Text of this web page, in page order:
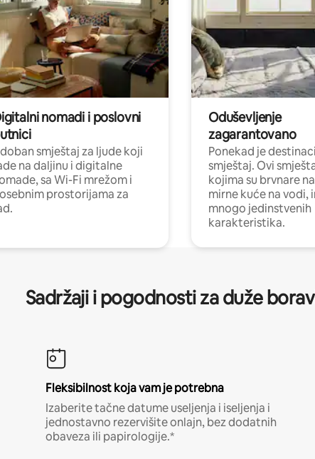
nomadi i poslovni
smještaj za ljude koji
na daljinu i digitalne
sa Wi-Fi mrežom i
prostorijama za
Oduševljenje
zagarantovano
Ponekad je
smještaj. Ovi
kojima su brvnare
mirne kuće na vodi,
mnogo jedinstvenih
karakteristika.
Sadržaji i pogodnosti za duže
Fleksibilnost koja vam je potrebna
Izaberite tačne datume useljenja i iseljenja i
jednostavno rezervišite onlajn, bez dodatnih
obaveza ili papirologije.*